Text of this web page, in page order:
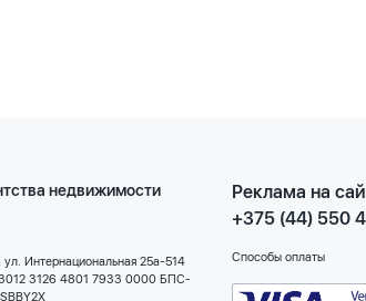
недвижимости
Интернациональная 25а-514
3012 3126 4801 7933 0000 БПС-
Реклама на
+375 (44) 550
Способы оплаты